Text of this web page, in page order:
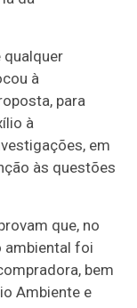
qualquer
à
para
à
em
às questões
que, no
ambiental foi
bem
Ambiente e